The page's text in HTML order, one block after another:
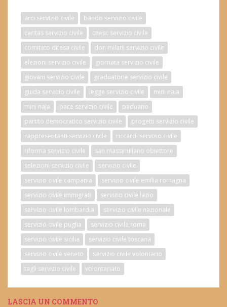
arci servizio civile
bando servizio civile
caritas servizio civile
cnesc servizio civile
comitato difesa civile
don milani servizio civile
elezioni servizio civile
giornata servizio civile
giovani servizio civile
graduatorie servizio civile
guida servizio civile
legge servizio civile
mini naia
mini naja
pace servizio civile
paduano
partito democratico servizio civile
progetti servizio civile
rappresentanti servizio civile
riccardi servizio civile
riforma servizio civile
san massimiliano obiettore
selezioni servizio civile
servizio civile
servizio civile campania
servizio civile emilia romagna
servizio civile immigrati
servizio civile lazio
servizio civile lombardia
servizio civile nazionale
servizio civile puglia
servizio civile roma
servizio civile sicilia
servizio civile toscana
servizio civile veneto
servizio civile volontario
tagli servizio civile
volontariato
LASCIA UN COMMENTO